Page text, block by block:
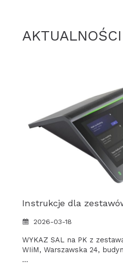
AKTUALNOŚCI
Instrukcje dla
2026-03-18
WYKAZ SAL na PK z
WIiM, Warszawska 24,
…